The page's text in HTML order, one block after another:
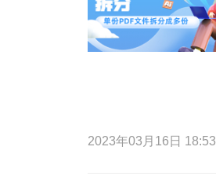
2023年03月16日 18:53